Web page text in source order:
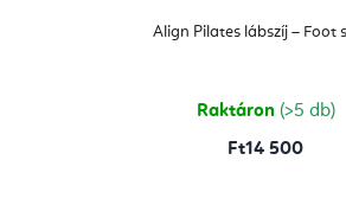
Align Pilates lábszíj – Foot
Raktáron (>5 db)
Ft14 500